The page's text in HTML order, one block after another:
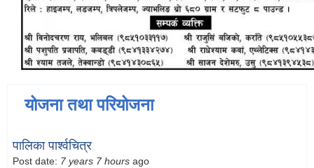
योजना तथा परियोजना
पालिका पार्श्वचित्र
Post date: 7 years 7 hours ago